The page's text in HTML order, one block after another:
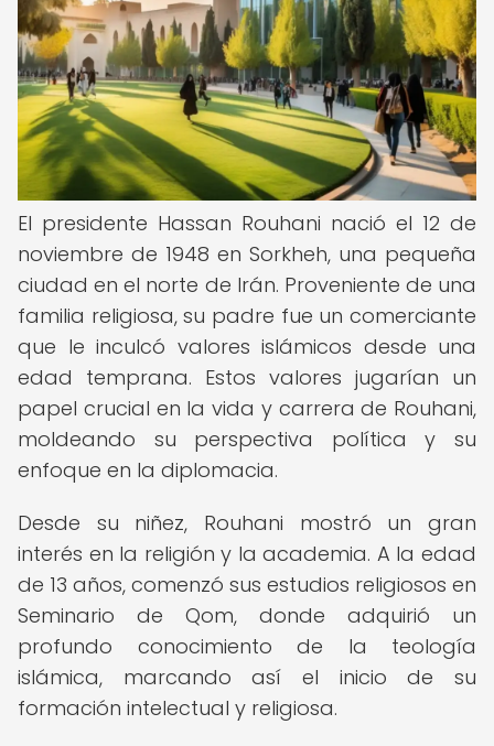
El presidente Hassan Rouhani nació el 12 de
noviembre de 1948 en Sorkheh, una pequeña
ciudad en el norte de Irán. Proveniente de una
familia religiosa, su padre fue un comerciante
que le inculcó valores islámicos desde una
edad temprana. Estos valores jugarían un
papel crucial en la vida y carrera de Rouhani,
moldeando su perspectiva política y su
enfoque en la diplomacia.
Desde su niñez, Rouhani mostró un gran
interés en la religión y la academia. A la edad
de 13 años, comenzó sus estudios religiosos en
Seminario de Qom, donde adquirió un
profundo conocimiento de la teología
islámica, marcando así el inicio de su
formación intelectual y religiosa.